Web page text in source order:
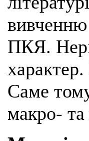
вивченню
ПКЯ.
Саме
макро-